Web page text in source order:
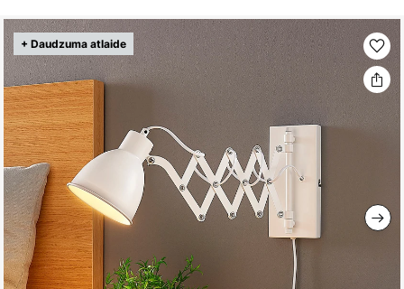
+ Daudzuma atlaide
Iet
uz
galerijas
beigām